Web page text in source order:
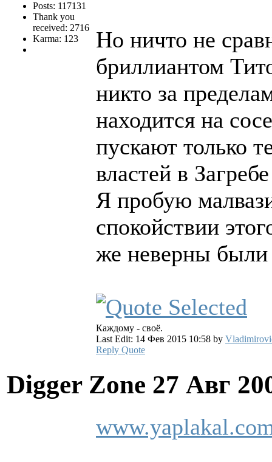
Posts: 117131
Thank you
received: 2716
Karma: 123
Но ничто не
бриллиантом
никто за
находится на
пускают только
властей в Загребе
Я пробую
спокойствии
же неверны были
Каждому - своё.
Last Edit: 14 Фев 2015 10:58 by
Reply Quote
Digger Zone 27 Авг